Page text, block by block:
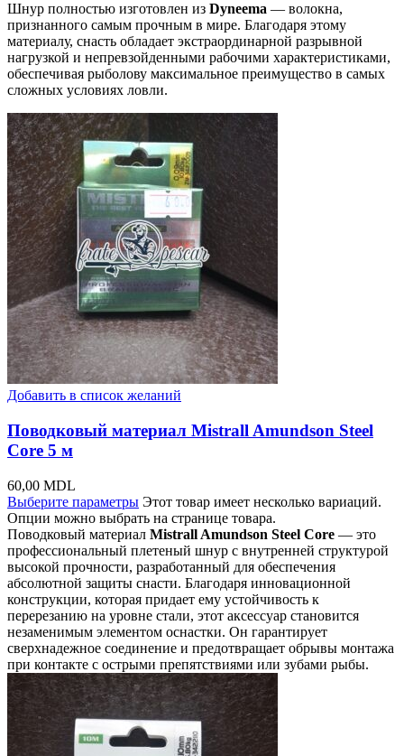
Шнур полностью изготовлен из Dyneema — волокна,
признанного самым прочным в мире. Благодаря этому
материалу, снасть обладает экстраординарной разрывной
нагрузкой и непревзойденными рабочими характеристиками,
обеспечивая рыболову максимальное преимущество в самых
сложных условиях ловли.
Добавить в список желаний
Поводковый материал Mistrall Amundson Steel
Core 5 м
60,00 MDL
Выберите параметры Этот товар имеет несколько вариаций.
Опции можно выбрать на странице товара.
Поводковый материал Mistrall Amundson Steel Core — это
профессиональный плетеный шнур с внутренней структурой
высокой прочности, разработанный для обеспечения
абсолютной защиты снасти. Благодаря инновационной
конструкции, которая придает ему устойчивость к
перерезанию на уровне стали, этот аксессуар становится
незаменимым элементом оснастки. Он гарантирует
сверхнадежное соединение и предотвращает обрывы монтажа
при контакте с острыми препятствиями или зубами рыбы.